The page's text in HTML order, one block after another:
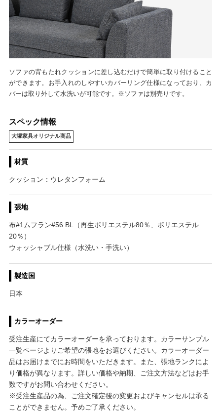
ソファの背もたれクッションに差し込むだけで簡単に取り付けること
ができます。お手入れのしやすいカバーリング仕様になっており、カ
バーは取り外して水洗いが可能です。※ソファは別売りです。
スペック情報
大塚家具オリジナル商品
材質
クッション：ウレタンフォーム
張地
布#1ムフラン#56 BL（再生ポリエステル80％、ポリエステル
20％）
ウォッシャブル仕様（水洗い・手洗い）
製造国
日本
カラーオーダー
受注生産にてカラーオーダーを承っております。カラーサンプル
一覧ページよりご希望の張地をお選びください。カラーオーダー
品はお届けまでにお時間をいただきます。また、張地ランクによ
り価格が異なります。詳しい価格や納期、ご注文方法などはお手
数ですがお問い合わせください。
※受注生産品の為、ご注文確定後の変更およびキャンセルは承る
ことができません。予めご了承ください。